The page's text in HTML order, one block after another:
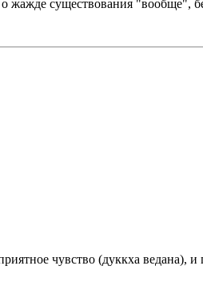
существования "вообще",
чувство (дуккха ведана), и